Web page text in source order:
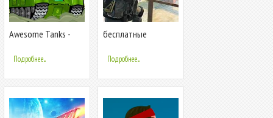
Awesome Tanks -
Подробнее...
бесплатные
бесплатные игры
оффлайн
Подробнее...